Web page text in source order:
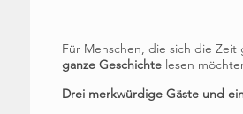
Für Menschen, die sich die Zeit
ganze Geschichtelesen
Drei merkwürdige Gäste und